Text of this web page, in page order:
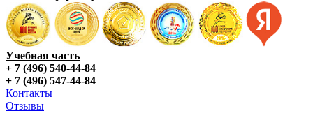
Учебная часть
+ 7 (496) 540-44-84
+ 7 (496) 547-44-84
Контакты
Отзывы